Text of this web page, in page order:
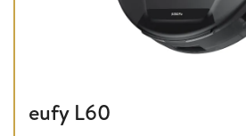
eufy L60